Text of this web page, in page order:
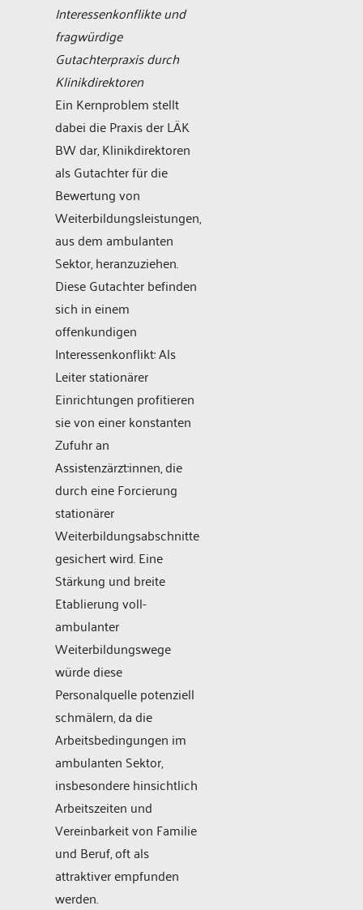
Interessenkonflikte und
fragwürdige
Gutachterpraxis durch
Klinikdirektoren
Ein Kernproblem stellt
dabei die Praxis der LÄK
BW dar, Klinikdirektoren
als Gutachter für die
Bewertung von
Weiterbildungsleistungen,
aus dem ambulanten
Sektor, heranzuziehen.
Diese Gutachter befinden
sich in einem
offenkundigen
Interessenkonflikt: Als
Leiter stationärer
Einrichtungen profitieren
sie von einer konstanten
Zufuhr an
Assistenzärzt:innen, die
durch eine Forcierung
stationärer
Weiterbildungsabschnitte
gesichert wird. Eine
Stärkung und breite
Etablierung voll-
ambulanter
Weiterbildungswege
würde diese
Personalquelle potenziell
schmälern, da die
Arbeitsbedingungen im
ambulanten Sektor,
insbesondere hinsichtlich
Arbeitszeiten und
Vereinbarkeit von Familie
und Beruf, oft als
attraktiver empfunden
werden.